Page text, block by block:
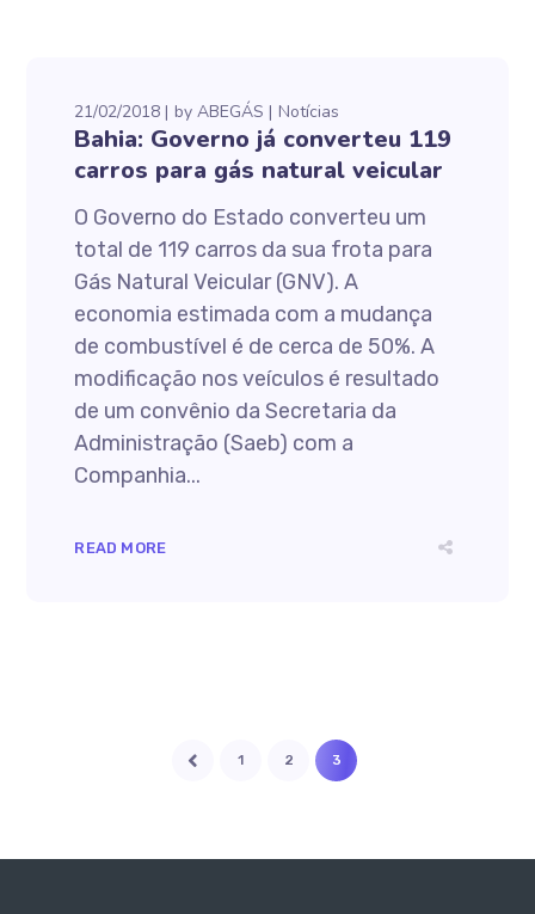
21/02/2018 byABEGÁS Notícias
Bahia: Governo já converteu 119
carros para gás natural veicular
O Governo do Estado converteu um
total de 119 carros da sua frota para
Gás Natural Veicular (GNV). A
economia estimada com a mudança
de combustível é de cerca de 50%. A
modificação nos veículos é resultado
de um convênio da Secretaria da
Administração (Saeb) com a
Companhia...
READ MORE
1 2 3